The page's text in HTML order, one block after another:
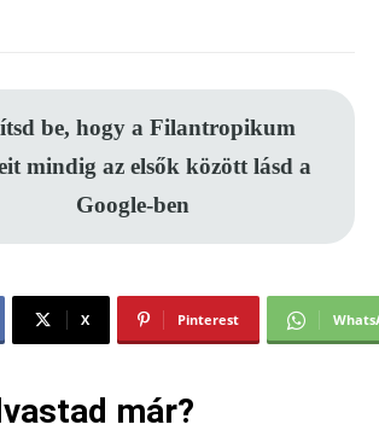
be, hogy a Filantropikum
mindig az elsők között lásd a
Google-ben
X Pinterest
már?